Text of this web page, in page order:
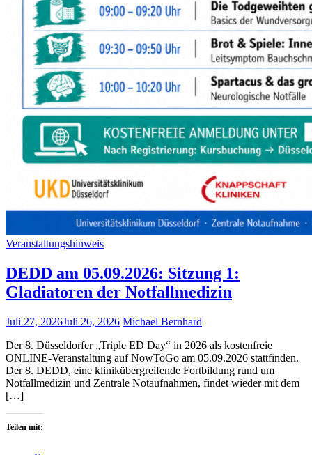
Veranstaltungshinweis
DEDD am 05.09.2026: Sitzung 1:
Gladiatoren der Notfallmedizin
Juli 27, 2026Juli 26, 2026 Michael Bernhard
Der 8. Düsseldorfer „Triple ED Day“ in 2026 als kostenfreie
ONLINE-Veranstaltung auf NowToGo am 05.09.2026 stattfinden.
Der 8. DEDD, eine klinikübergreifende Fortbildung rund um
Notfallmedizin und Zentrale Notaufnahmen, findet wieder mit dem
[…]
Teilen mit: